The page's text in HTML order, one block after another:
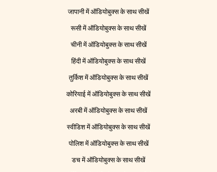
जापानी में ऑडियोबुक्स के साथ सीखें
रूसी में ऑडियोबुक्स के साथ सीखें
चीनी में ऑडियोबुक्स के साथ सीखें
हिंदी में ऑडियोबुक्स के साथ सीखें
तुर्किश में ऑडियोबुक्स के साथ सीखें
कोरियाई में ऑडियोबुक्स के साथ सीखें
अरबी में ऑडियोबुक्स के साथ सीखें
स्वीडिश में ऑडियोबुक्स के साथ सीखें
पोलिश में ऑडियोबुक्स के साथ सीखें
डच में ऑडियोबुक्स के साथ सीखें